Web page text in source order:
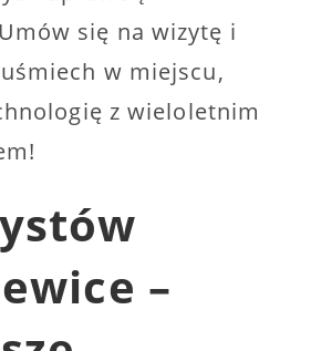
się na wizytę i
w miejscu,
z wieloletnim
–